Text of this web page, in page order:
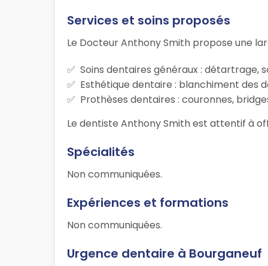
Services et soins proposés
Le Docteur Anthony Smith propose une
Soins dentaires généraux : détartrage,
Esthétique dentaire : blanchiment des
Prothèses dentaires : couronnes,
Le dentiste Anthony Smith est attentif à
Spécialités
Non communiquées.
Expériences et formations
Non communiquées.
Urgence dentaire à Bourganeuf